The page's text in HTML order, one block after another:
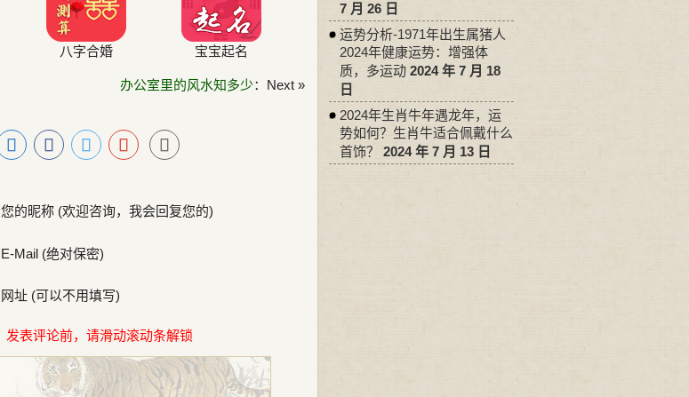
八字合婚 宝宝起名
办公室里的风水知多少：Next »
您的昵称 (欢迎咨询，我会回复您的)
E-Mail (绝对保密)
网址 (可以不用填写)
发表评论前，请滑动滚动条解锁
7 月 26 日
运势分析-1971年出生属猪人
2024年健康运势：增强体
质，多运动 2024 年 7 月 18
日
2024年生肖牛年遇龙年，运
势如何？生肖牛适合佩戴什么
首饰？
2024 年 7 月 13 日